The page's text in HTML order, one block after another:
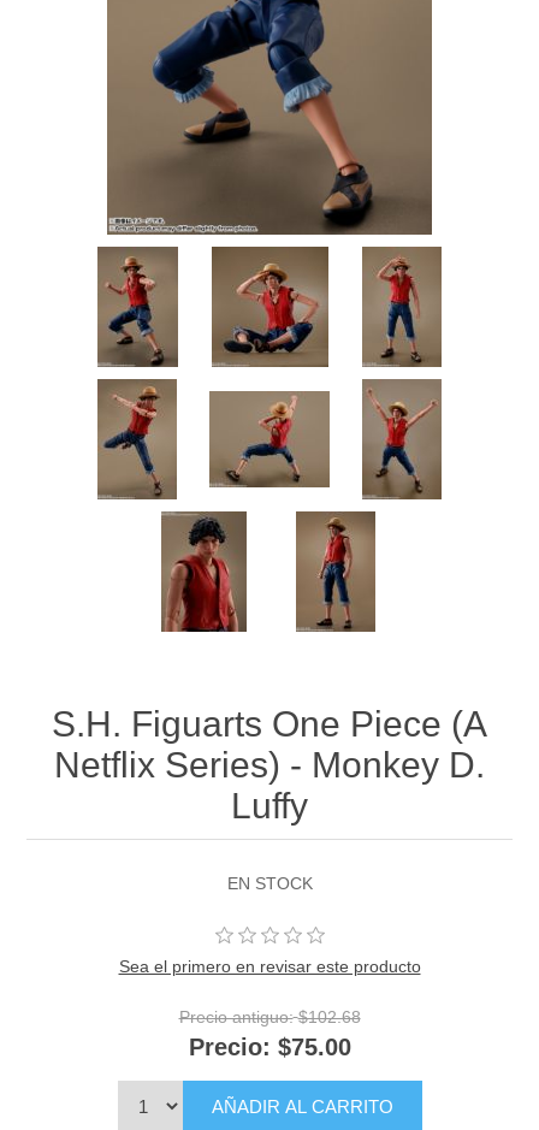
S.H. Figuarts One Piece (A
Netflix Series) - Monkey D.
Luffy
EN STOCK
Sea el primero en revisar este producto
Precio antiguo: $102.68
Precio: $75.00
AÑADIR AL CARRITO